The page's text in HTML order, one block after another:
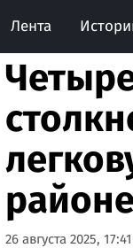
Лента
районе
26 августа 2025, 17:41